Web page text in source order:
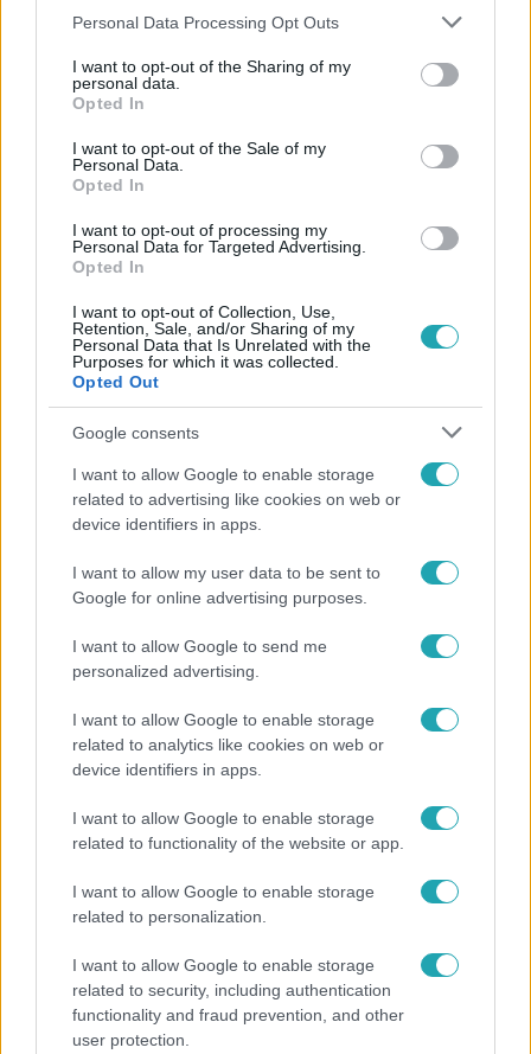
Please note that this website/app uses one or more Google
not limited to your visit or usage behaviour. You may click to
grant or deny consent to Google and its third-party tags to
use your data for below specified purposes in below Google
consent section.
Personal Data Processing Opt Outs
I want to opt-out of the Sharing of my
personal data.
Opted In
I want to opt-out of the Sale of my
Personal Data.
Opted In
I want to opt-out of processing my
Personal Data for Targeted Advertising.
Opted In
I want to opt-out of Collection, Use,
Retention, Sale, and/or Sharing of my
Personal Data that Is Unrelated with the
Purposes for which it was collected.
Opted Out
Google consents
I want to allow Google to enable storage
related to advertising like cookies on web or
device identifiers in apps.
I want to allow my user data to be sent to
Google for online advertising purposes.
I want to allow Google to send me
personalized advertising.
I want to allow Google to enable storage
related to analytics like cookies on web or
device identifiers in apps.
I want to allow Google to enable storage
related to functionality of the website or app.
I want to allow Google to enable storage
related to personalization.
I want to allow Google to enable storage
related to security, including authentication
functionality and fraud prevention, and other
user protection.
Népszerű
Horoszkóp
Ennek a 3 csillagjegynek sorsfordító találkozást
"Nem beszélek már vele évek óta" - Édesapja